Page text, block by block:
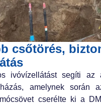
csőtörés,
ivóvízellátást segíti
amelynek során
cserélte ki a